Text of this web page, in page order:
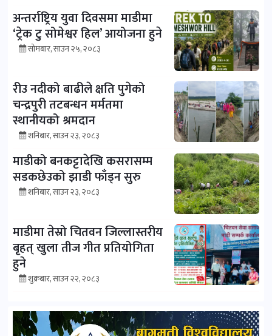
अन्तर्राष्ट्रिय युवा दिवसमा माडीमा
‘ट्रेक टु सोमेश्वर हिल’ आयोजना हुने
सोमबार, साउन २५, २०८३
रीउ नदीको बाढीले क्षति पुगेको
चन्द्रपुरी तटबन्धन मर्मतमा
स्थानीयको श्रमदान
शनिबार, साउन २३, २०८३
माडीको बनकट्टादेखि कसरासम्म
सडकछेउको झाडी फाँड्न सुरु
शनिबार, साउन २३, २०८३
माडीमा तेस्रो चितवन जिल्लास्तरीय
बृहत् खुला तीज गीत प्रतियोगिता
हुने
शुक्रबार, साउन २२, २०८३